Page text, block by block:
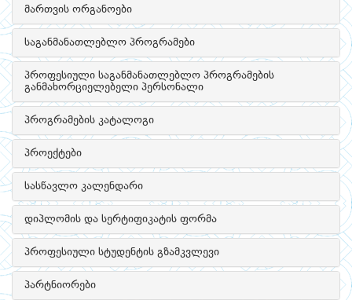
მართვის ორგანოები
საგანმანათლებლო პროგრამები
პროფესიული საგანმანათლებლო პროგრამების
განმახორციელებელი პერსონალი
პროგრამების კატალოგი
პროექტები
სასწავლო კალენდარი
დიპლომის და სერტიფიკატის ფორმა
პროფესიული სტუდენტის გზამკვლევი
პარტნიორები